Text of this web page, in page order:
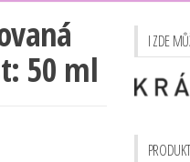
50 ml
I ZDE